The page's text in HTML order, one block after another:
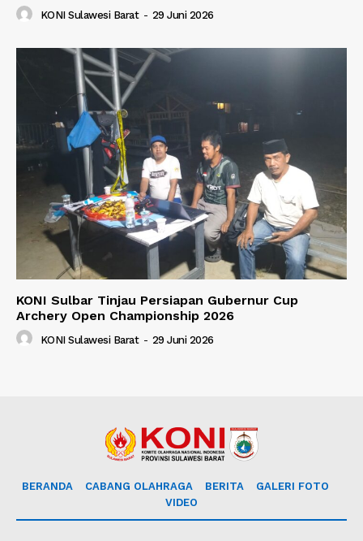
KONI Sulawesi Barat - 29 Juni 2026
KONI Sulbar Tinjau Persiapan Gubernur Cup
Archery Open Championship 2026
KONI Sulawesi Barat - 29 Juni 2026
BERANDA CABANG OLAHRAGA BERITA
GALERI FOTO
VIDEO